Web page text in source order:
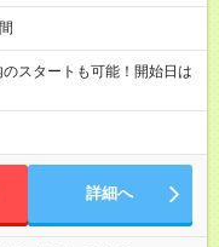
スタートも可能！開始日は
詳細へ